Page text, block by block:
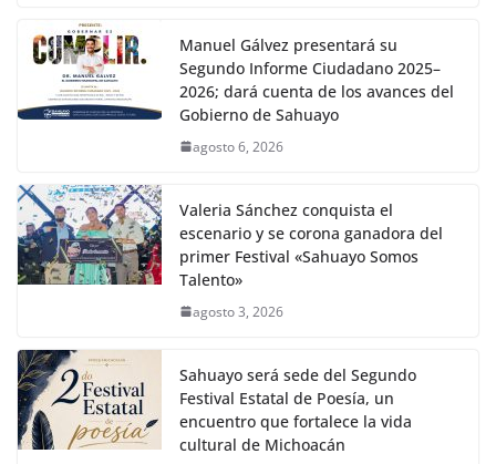
Manuel Gálvez presentará su
Segundo Informe Ciudadano 2025–
2026; dará cuenta de los avances del
Gobierno de Sahuayo
agosto 6, 2026
Valeria Sánchez conquista el
escenario y se corona ganadora del
primer Festival «Sahuayo Somos
Talento»
agosto 3, 2026
Sahuayo será sede del Segundo
Festival Estatal de Poesía, un
encuentro que fortalece la vida
cultural de Michoacán